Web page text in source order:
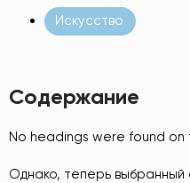
Искусство
Содержание
No headings were found on
Однако, теперь